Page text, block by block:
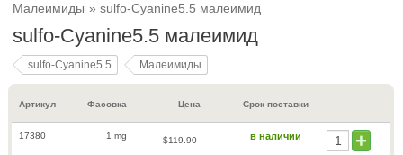
Малеимиды
sulfo-Cyanine5.5 малеимид
sulfo-Cyanine5.5 малеимид
sulfo-Cyanine5.5 Малеимиды
Артикул Фасовка Цена Срок поставки
17380 1 mg $119.90 в наличии